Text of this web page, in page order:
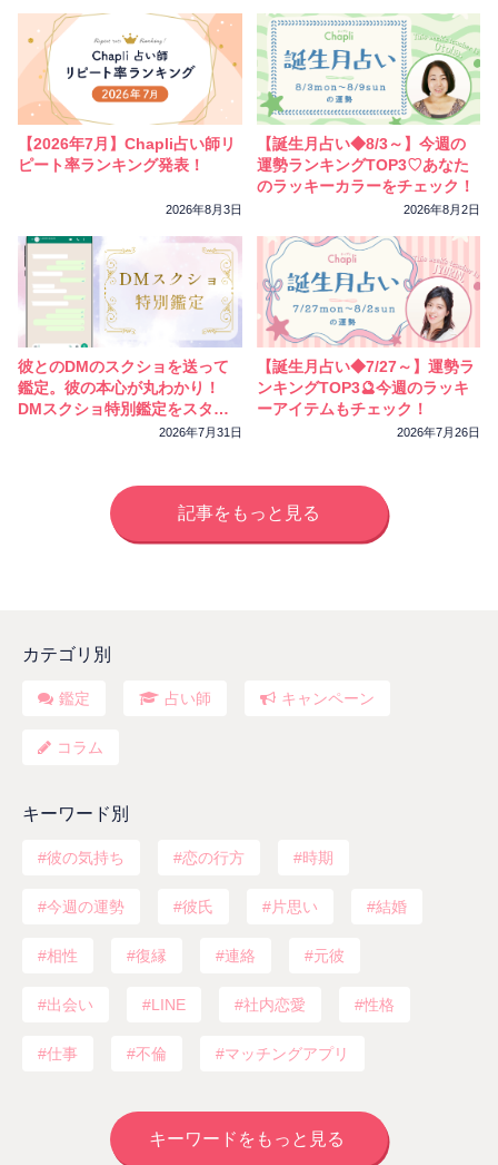
【2026年7月】Chapli占い師リ
ピート率ランキング発表！
2026年8月3日
【誕生月占い◆8/3～】今週の
運勢ランキングTOP3♡あなた
のラッキーカラーをチェック！
2026年8月2日
彼とのDMのスクショを送って
鑑定。彼の本心が丸わかり！
DMスクショ特別鑑定をスター
2026年7月31日
【誕生月占い◆7/27～】運勢ラ
ンキングTOP3🔮今週のラッキ
ーアイテムもチェック！
2026年7月26日
記事をもっと見る
カテゴリ別
鑑定 占い師 キャンペーン
コラム
キーワード別
彼の気持ち 恋の行方 時期
今週の運勢 彼氏 片思い 結婚
相性 復縁 連絡 元彼
出会い LINE 社内恋愛 性格
仕事 不倫 マッチングアプリ
キーワードをもっと見る